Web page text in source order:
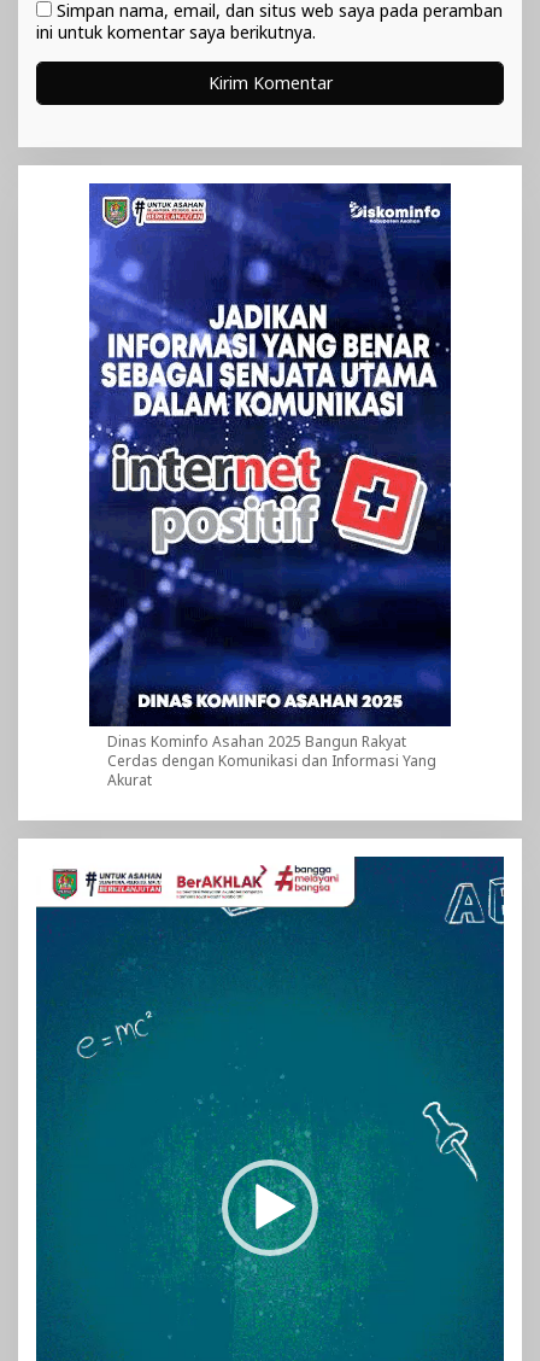
Simpan nama, email, dan situs web saya pada peramban
ini untuk komentar saya berikutnya.
Dinas Kominfo Asahan 2025 Bangun Rakyat
Cerdas dengan Komunikasi dan Informasi Yang
Akurat
Pemutar
Video